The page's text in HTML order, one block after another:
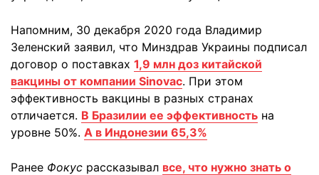
Напомним, 30 декабря 2020 года Владимир
Зеленский заявил, что Минздрав Украины подписал
договор о поставках 1,9 млн доз китайской
вакцины от компании Sinovac. При этом
эффективность вакцины в разных странах
отличается. В Бразилии ее эффективность на
уровне 50%. А в Индонезии 65,3%
Ранее Фокус рассказывал все, что нужно знать о